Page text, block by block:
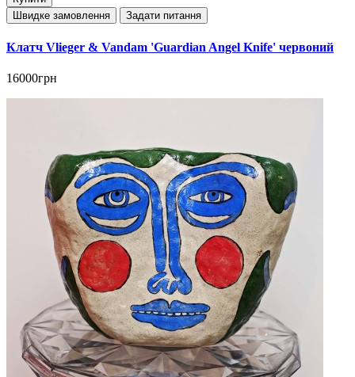
Швидке замовлення
Задати питання
Клатч Vlieger & Vandam 'Guardian Angel Knife' червоний
16000грн